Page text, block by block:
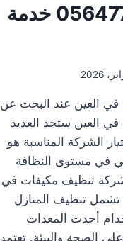
العين 0564777188 خدمة
العين عند البحث عن
العين ستجد العديد
الشركة المناسبة هو
في مستوى النظافة
تنظيف مكيفات في
تشمل تنظيف المنازل
أحدث المعدات
الصحة والبيئة. تعتمد